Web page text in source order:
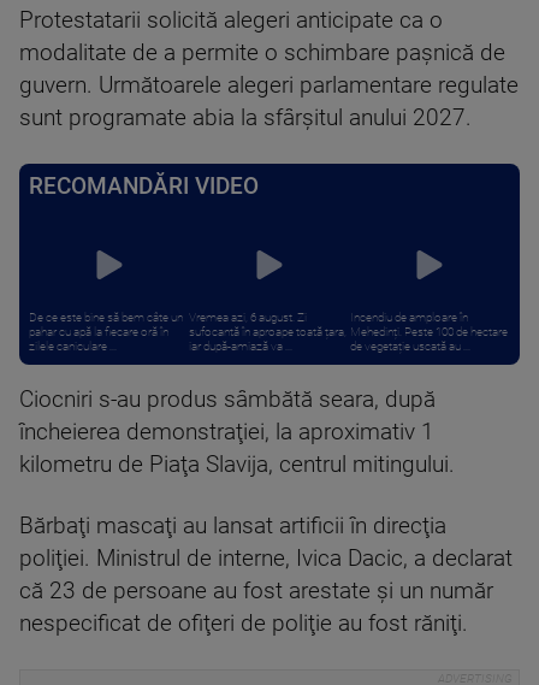
Protestatarii solicită alegeri anticipate ca o
modalitate de a permite o schimbare paşnică de
guvern. Următoarele alegeri parlamentare regulate
sunt programate abia la sfârşitul anului 2027.
RECOMANDĂRI VIDEO
De ce este bine să bem câte un
pahar cu apă la fiecare oră în
zilele caniculare ...
Vremea azi, 6 august. Zi
sufocantă în aproape toată țara,
iar după-amiază va ...
Incendiu de amploare în
Mehedinți. Peste 100 de hectare
de vegetație uscată au ...
Ciocniri s-au produs sâmbătă seara, după
încheierea demonstraţiei, la aproximativ 1
kilometru de Piaţa Slavija, centrul mitingului.
Bărbaţi mascaţi au lansat artificii în direcţia
poliţiei. Ministrul de interne, Ivica Dacic, a declarat
că 23 de persoane au fost arestate şi un număr
nespecificat de ofiţeri de poliţie au fost răniţi.